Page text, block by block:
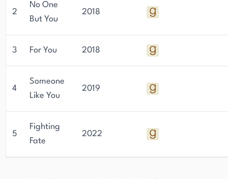
2
No One
But You
2018
3 For You 2018
4
Someone
Like You
2019
5
Fighting
Fate
2022